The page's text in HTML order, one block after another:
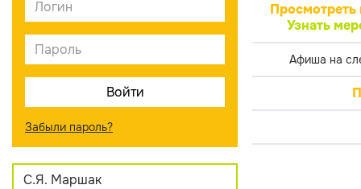
Забыли пароль?
С.Я. Маршак
Просмотреть
Узнать
Афиша на